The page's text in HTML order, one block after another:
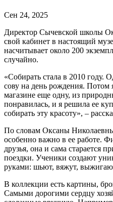
Сен 24, 2025
Директор Сычевской школы
свой кабинет в настоящий
насчитывает около 200
случайно.
«Собирать стала в 2010 году.
сову на день рождения. Потом
магазине еще одну, из
понравилась, и я решила ее
собирать эту красоту», –
По словам Оксаны
особенно важно в ее работе.
друзья, она и сама старается
поездки. Ученики создают
руками: шьют, вяжут,
В коллекции есть картины,
Самыми дорогими сердцу